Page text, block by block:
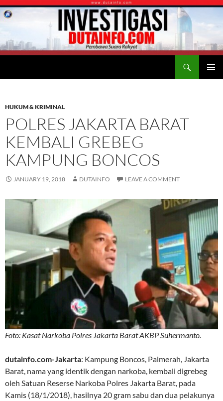
HUKUM & KRIMINAL
POLRES JAKARTA BARAT
KEMBALI GREBEG
KAMPUNG BONCOS
JANUARY 19, 2018 DUTAINFO LEAVE A COMMENT
Foto: Kasat Narkoba Polres Jakarta Barat AKBP Suhermanto.
dutainfo.com-Jakarta: Kampung Boncos, Palmerah, Jakarta
Barat, nama yang identik dengan narkoba, kembali digrebeg
oleh Satuan Reserse Narkoba Polres Jakarta Barat, pada
Kamis (18/1/2018), hasilnya 20 gram sabu dan dua pelakunya